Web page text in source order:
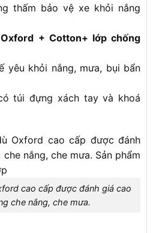
thấm bảo vệ xe khỏi nắng
+ Cotton+ lớp chống
yêu khỏi nắng, mưa, bụi bẩn
túi đựng xách tay và khoá
cao cấp được đánh giá cao
che nắng, che mưa.